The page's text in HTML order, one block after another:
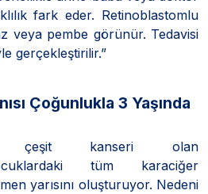
fark eder. Retinoblastomlu
veya pembe görünür. Tedavisi
gerçekleştirilir.”
Çoğunlukla 3 Yaşında
çeşit kanseri olan
tüm karaciğer
yarısını oluşturuyor. Nedeni